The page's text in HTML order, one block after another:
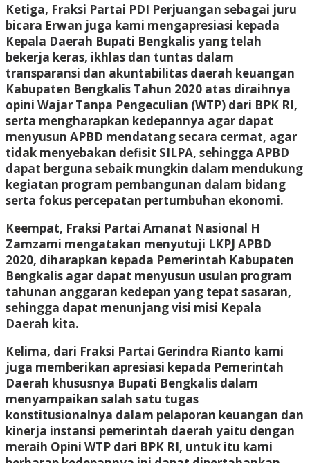
Ketiga, Fraksi Partai PDI Perjuangan sebagai juru
bicara Erwan juga kami mengapresiasi kepada
Kepala Daerah Bupati Bengkalis yang telah
bekerja keras, ikhlas dan tuntas dalam
transparansi dan akuntabilitas daerah keuangan
Kabupaten Bengkalis Tahun 2020 atas diraihnya
opini Wajar Tanpa Pengeculian (WTP) dari BPK RI,
serta mengharapkan kedepannya agar dapat
menyusun APBD mendatang secara cermat, agar
tidak menyebakan defisit SILPA, sehingga APBD
dapat berguna sebaik mungkin dalam mendukung
kegiatan program pembangunan dalam bidang
serta fokus percepatan pertumbuhan ekonomi.
Keempat, Fraksi Partai Amanat Nasional H
Zamzami mengatakan menyutuji LKPJ APBD
2020, diharapkan kepada Pemerintah Kabupaten
Bengkalis agar dapat menyusun usulan program
tahunan anggaran kedepan yang tepat sasaran,
sehingga dapat menunjang visi misi Kepala
Daerah kita.
Kelima, dari Fraksi Partai Gerindra Rianto kami
juga memberikan apresiasi kepada Pemerintah
Daerah khususnya Bupati Bengkalis dalam
menyampaikan salah satu tugas
konstitusionalnya dalam pelaporan keuangan dan
kinerja instansi pemerintah daerah yaitu dengan
meraih Opini WTP dari BPK RI, untuk itu kami